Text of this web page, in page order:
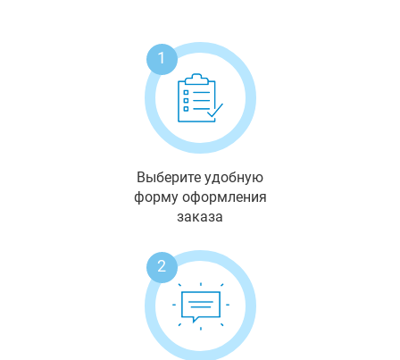
1
Выберите удобную
форму оформления
заказа
2